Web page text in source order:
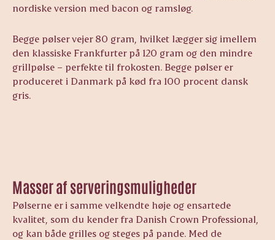
nordiske version med bacon og ramsløg.
Begge pølser vejer 80 gram, hvilket lægger sig imellem
den klassiske Frankfurter på 120 gram og den mindre
grillpølse – perfekte til frokosten. Begge pølser er
produceret i Danmark på kød fra 100 procent dansk
gris.
Masser af serveringsmuligheder
Pølserne er i samme velkendte høje og ensartede
kvalitet, som du kender fra Danish Crown Professional,
og kan både grilles og steges på pande. Med de